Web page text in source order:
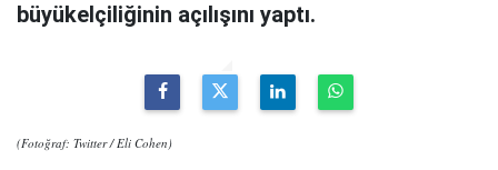
büyükelçiliğinin açılışını yaptı.
(Fotoğraf: Twitter / Eli Cohen)